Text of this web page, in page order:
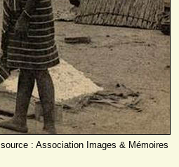
source : Association Images & Mémoires